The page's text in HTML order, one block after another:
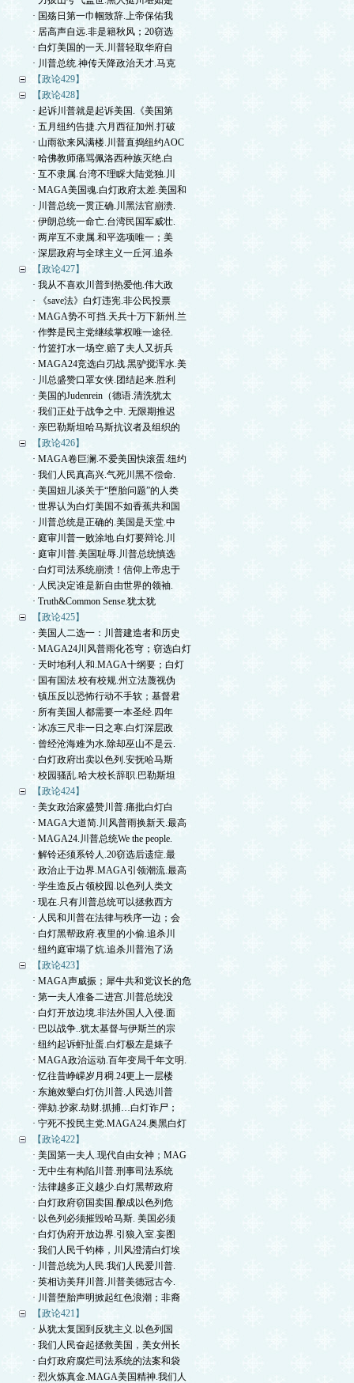
· 国殇日第一巾帼致辞.上帝保佑我
· 居高声自远.非是籍秋风；20窃选
· 白灯美国的一天.川普轻取华府自
· 川普总统.神传天降政治天才.马克
【政论429】
【政论428】
· 起诉川普就是起诉美国.《美国第
· 五月纽约告捷.六月西征加州.打破
· 山雨欲来风满楼.川普直捣纽约AOC
· 哈佛教师痛骂佩洛西种族灭绝.白
· 互不隶属.台湾不理睬大陆党独.川
· MAGA美国魂.白灯政府太差.美国和
· 川普总统一贯正确.川黑法官崩溃.
· 伊朗总统一命亡.台湾民国军威壮.
· 两岸互不隶属.和平选项唯一；美
· 深层政府与全球主义一丘河.追杀
【政论427】
· 我从不喜欢川普到热爱他.伟大政
· 《save法》白灯违宪.非公民投票
· MAGA势不可挡.天兵十万下新州.兰
· 作弊是民主党继续掌权唯一途径.
· 竹篮打水一场空.赔了夫人又折兵
· MAGA24竞选白刃战.黑驴搅浑水.美
· 川总盛赞口罩女侠.团结起来.胜利
· 美国的Judenrein（德语.清洗犹太
· 我们正处于战争之中. 无限期推迟
· 亲巴勒斯坦哈马斯抗议者及组织的
【政论426】
· MAGA卷巨澜.不爱美国快滚蛋.纽约
· 我们人民真高兴.气死川黑不偿命.
· 美国妞儿谈关于“堕胎问题”的人类
· 世界认为白灯美国不如香蕉共和国
· 川普总统是正确的.美国是天堂.中
· 庭审川普一败涂地.白灯要辩论.川
· 庭审川普.美国耻辱.川普总统慎选
· 白灯司法系统崩溃！信仰上帝忠于
· 人民决定谁是新自由世界的领袖.
· Truth&Common Sense.犹太犹
【政论425】
· 美国人二选一：川普建造者和历史
· MAGA24川风普雨化苍穹；窃选白灯
· 天时地利人和.MAGA十纲要；白灯
· 国有国法.校有校规.州立法蔑视伪
· 镇压反以恐怖行动不手软；基督君
· 所有美国人都需要一本圣经.四年
· 冰冻三尺非一日之寒.白灯深层政
· 曾经沧海难为水.除却巫山不是云.
· 白灯政府出卖以色列.安抚哈马斯
· 校园骚乱.哈大校长辞职.巴勒斯坦
【政论424】
· 美女政治家盛赞川普.痛批白灯白
· MAGA大道简.川风普雨换新天.最高
· MAGA24.川普总统We the people.
· 解铃还须系铃人.20窃选后遗症.最
· 政治止于边界.MAGA引领潮流.最高
· 学生造反占领校园.以色列人类文
· 现在.只有川普总统可以拯救西方
· 人民和川普在法律与秩序一边；会
· 白灯黑帮政府.夜里的小偷.追杀川
· 纽约庭审塌了炕.追杀川普泡了汤
【政论423】
· MAGA声威振；犀牛共和党议长的危
· 第一夫人准备二进宫.川普总统没
· 白灯开放边境.非法外国人入侵.面
· 巴以战争..犹太基督与伊斯兰的宗
· 纽约起诉虾扯蛋.白灯极左是婊子
· MAGA政治运动.百年变局千年文明.
· 忆往昔峥嵘岁月稠.24更上一层楼
· 东施效颦白灯仿川普.人民选川普
· 弹劾.抄家.劫财.抓捕…白灯诈尸；
· 宁死不投民主党.MAGA24.奥黑白灯
【政论422】
· 美国第一夫人.现代自由女神；MAG
· 无中生有构陷川普.刑事司法系统
· 法律越多正义越少.白灯黑帮政府
· 白灯政府窃国卖国.酿成以色列危
· 以色列必须摧毁哈马斯. 美国必须
· 白灯伪府开放边界.引狼入室.妄图
· 我们人民千钧棒，川风澄清白灯埃
· 川普总统为人民.我们人民爱川普.
· 英相访美拜川普.川普美德冠古今.
· 川普堕胎声明掀起红色浪潮；非裔
【政论421】
· 从犹太复国到反犹主义.以色列国
· 我们人民奋起拯救美国，美女州长
· 白灯政府腐烂司法系统的法案和袋
· 烈火炼真金.MAGA美国精神.我们人